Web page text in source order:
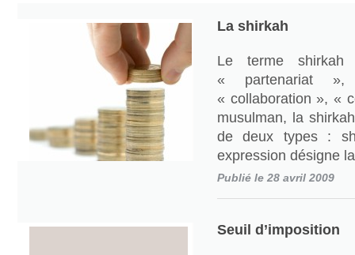
La shirkah
Le terme shirkah
« partenariat
« collaboration », «
musulman, la
de deux types :
expression désigne
Publié le 28 avril 2009
Seuil d’imposition